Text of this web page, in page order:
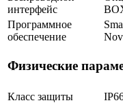
интерфейс
Программное
обеспечение
Физические
Класс защиты